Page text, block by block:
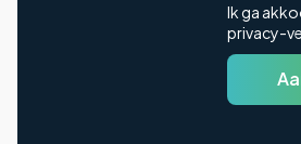
Ik ga
privacy-